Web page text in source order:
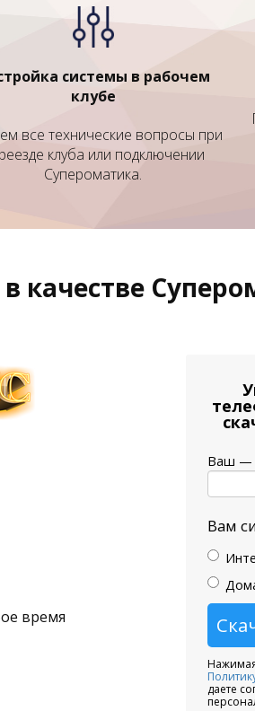
системы в рабочем
клубе
все технические вопросы при
клуба или подключении
Супероматика.
качестве
время
Ваш —
Вам
даете